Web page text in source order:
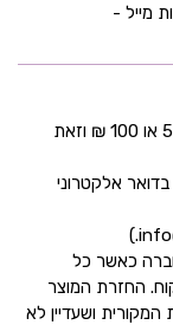
מייל -
מדיניות ביטול היא מיום קבלת המוצר ודמי ביטול 5% או 100 ₪ וזאת
אלקטרוני
כאשר כל
החזרת המוצר
ושעדיין לא